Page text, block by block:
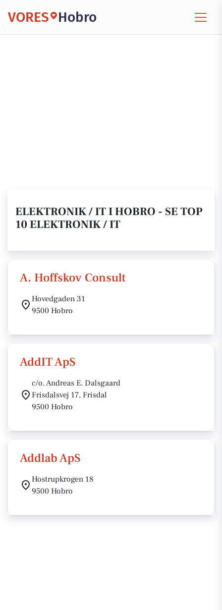
VORES Hobro
ELEKTRONIK / IT I HOBRO - SE TOP
10 ELEKTRONIK / IT
A. Hoffskov Consult
Hovedgaden 31
9500 Hobro
AddIT ApS
c/o. Andreas E. Dalsgaard
Frisdalsvej 17, Frisdal
9500 Hobro
Addlab ApS
Hostrupkrogen 18
9500 Hobro